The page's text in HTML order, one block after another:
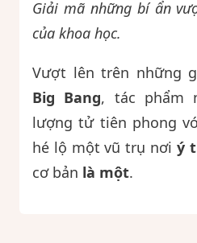
Giải mã những bí ẩn
của khoa học.
Vượt lên trên những
Big Bang, tác phẩm
lượng tử tiên phong
hé lộ một vũ trụ nơi ý
cơ bản là một.